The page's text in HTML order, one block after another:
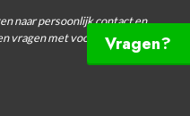
naar persoonlijk contact en
vragen met voorkeur eenVragen?